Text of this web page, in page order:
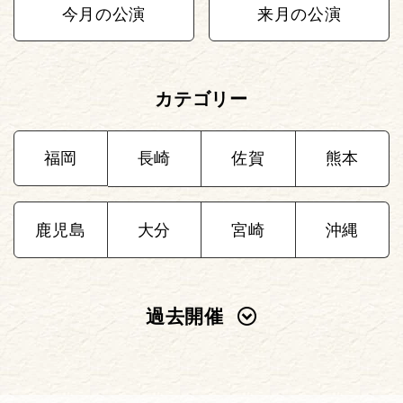
今月の公演 来月の公演
カテゴリー
福岡 長崎 佐賀 熊本
鹿児島 大分 宮崎 沖縄
過去開催